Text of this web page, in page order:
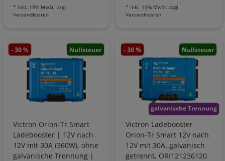
* inkl. 19% MwSt. zzgl.
Versandkosten
* inkl. 19% MwSt. zzgl.
Versandkosten
- 30 % Nullsteuer
Victron Orion-Tr Smart
Ladebooster | 12V nach
12V mit 30A (360W), ohne
galvanische Trennung |
galvanische Trennung
- 30 % Nullsteuer
Victron Ladebooster
Orion-Tr Smart 12V nach
12V mit 30A, galvanisch
getrennt, ORI121236120